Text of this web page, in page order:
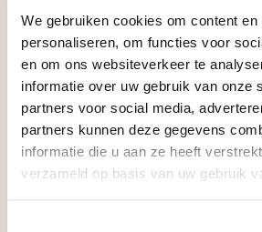
We gebruiken cookies om content
personaliseren, om functies voor
en om ons websiteverkeer te
informatie over uw gebruik van onze
partners voor social media,
partners kunnen deze gegevens
informatie die u aan ze heeft
verzameld op basis van uw gebruik
Kunststijl
Figuratieve kunst • Hedendaagse kunst •
Realisme • Olieverfschilderkunst met bladgoud
Waarom originele kunst kopen?
Een origineel schilderij bezit een unieke
gereproduceerd. Iedere penseelstreek vertelt
kunstenaar en maakt het werk volledig
duurzame investering in schoonheid en